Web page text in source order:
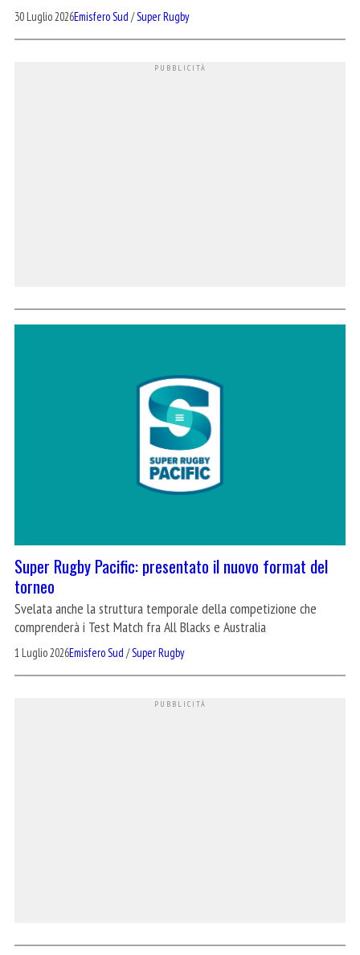
30 Luglio 2026Emisfero Sud /Super Rugby
Super Rugby Pacific: presentato il nuovo format del
torneo
Svelata anche la struttura temporale della competizione che
comprenderà i Test Match fra All Blacks e Australia
1 Luglio 2026Emisfero Sud /Super Rugby